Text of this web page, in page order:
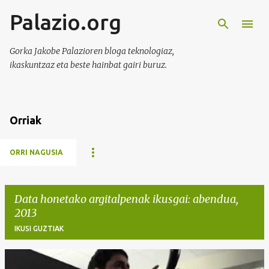
Palazio.org
Gorka Jakobe Palazioren bloga teknologiaz,
ikaskuntzaz eta beste hainbat gairi buruz.
Orriak
ORRI NAGUSIA
Data honetako argitalpenak ikusgai: abendua,
2013
IKUSI GUZTIAK